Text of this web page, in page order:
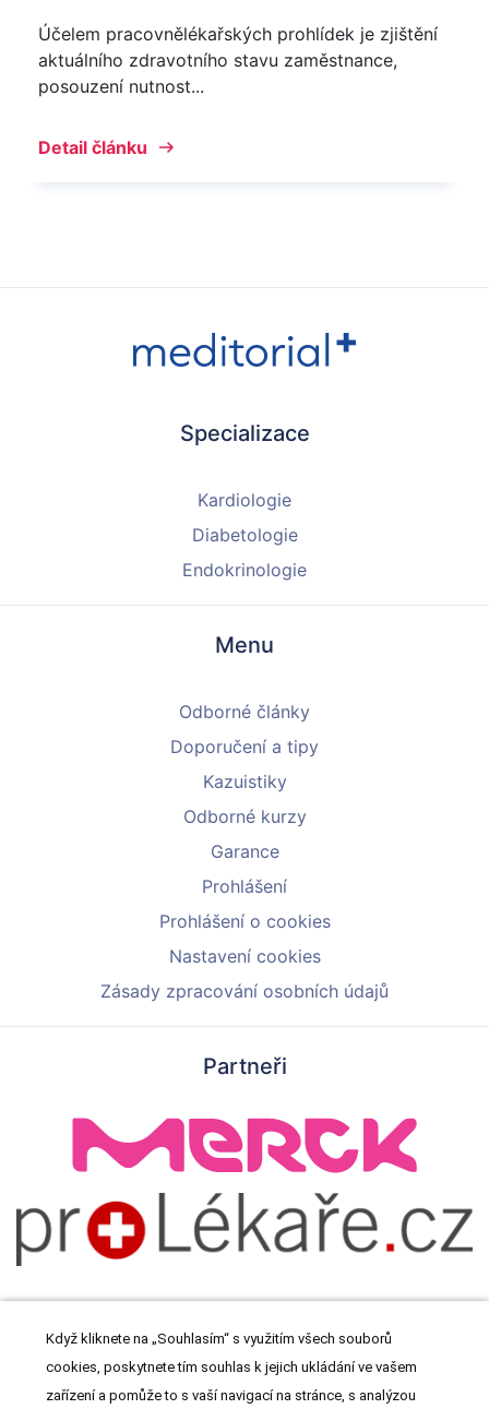
Účelem pracovnělékařských prohlídek je zjištění
aktuálního zdravotního stavu zaměstnance,
posouzení nutnost...
Detail článku
Specializace
Kardiologie
Diabetologie
Endokrinologie
Menu
Odborné články
Doporučení a tipy
Kazuistiky
Odborné kurzy
Garance
Prohlášení
Prohlášení o cookies
Nastavení cookies
Zásady zpracování osobních údajů
Partneři
© 2026 Meditorial s.r.o. Všechna práva vyhrazena.
Když kliknete na „Souhlasím“ s využitím všech souborů
cookies, poskytnete tím souhlas k jejich ukládání ve vašem
zařízení a pomůže to s vaší navigací na stránce, s analýzou